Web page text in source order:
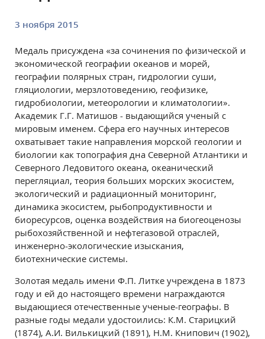
3 ноября 2015
Медаль присуждена «за сочинения по физической и
экономической географии океанов и морей,
географии полярных стран, гидрологии суши,
гляциологии, мерзлотоведению, геофизике,
гидробиологии, метеорологии и климатологии».
Академик Г.Г. Матишов - выдающийся ученый с
мировым именем. Сфера его научных интересов
охватывает такие направления морской геологии и
биологии как топография дна Северной Атлантики и
Северного Ледовитого океана, океанический
перегляциал, теория больших морских экосистем,
экологический и радиационный мониторинг,
динамика экосистем, рыбопродуктивности и
биоресурсов, оценка воздействия на биогеоценозы
рыбохозяйственной и нефтегазовой отраслей,
инженерно-экологические изыскания,
биотехнические системы.
Золотая медаль имени Ф.П. Литке учреждена в 1873
году и ей до настоящего времени награждаются
выдающиеся отечественные ученые-географы. В
разные годы медали удостоились: К.М. Старицкий
(1874), А.И. Вилькицкий (1891), Н.М. Книпович (1902),